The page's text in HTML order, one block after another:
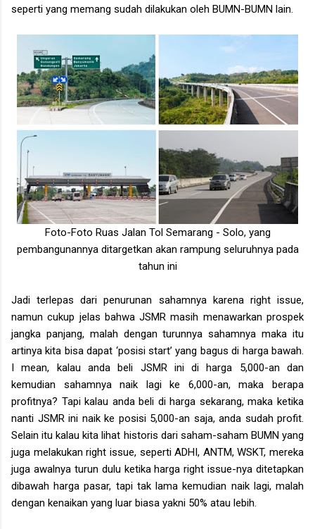
seperti yang memang sudah dilakukan oleh BUMN-BUMN lain.
Foto-Foto Ruas Jalan Tol Semarang - Solo, yang
pembangunannya ditargetkan akan rampung seluruhnya pada
tahun ini
Jadi terlepas dari penurunan sahamnya karena right issue,
namun cukup jelas bahwa JSMR masih menawarkan prospek
jangka panjang, malah dengan turunnya sahamnya maka itu
artinya kita bisa dapat ‘posisi start’ yang bagus di harga bawah.
I mean, kalau anda beli JSMR ini di harga 5,000-an dan
kemudian sahamnya naik lagi ke 6,000-an, maka berapa
profitnya? Tapi kalau anda beli di harga sekarang, maka ketika
nanti JSMR ini naik ke posisi 5,000-an saja, anda sudah profit.
Selain itu kalau kita lihat historis dari saham-saham BUMN yang
juga melakukan right issue, seperti ADHI, ANTM, WSKT, mereka
juga awalnya turun dulu ketika harga right issue-nya ditetapkan
dibawah harga pasar, tapi tak lama kemudian naik lagi, malah
dengan kenaikan yang luar biasa yakni 50% atau lebih.